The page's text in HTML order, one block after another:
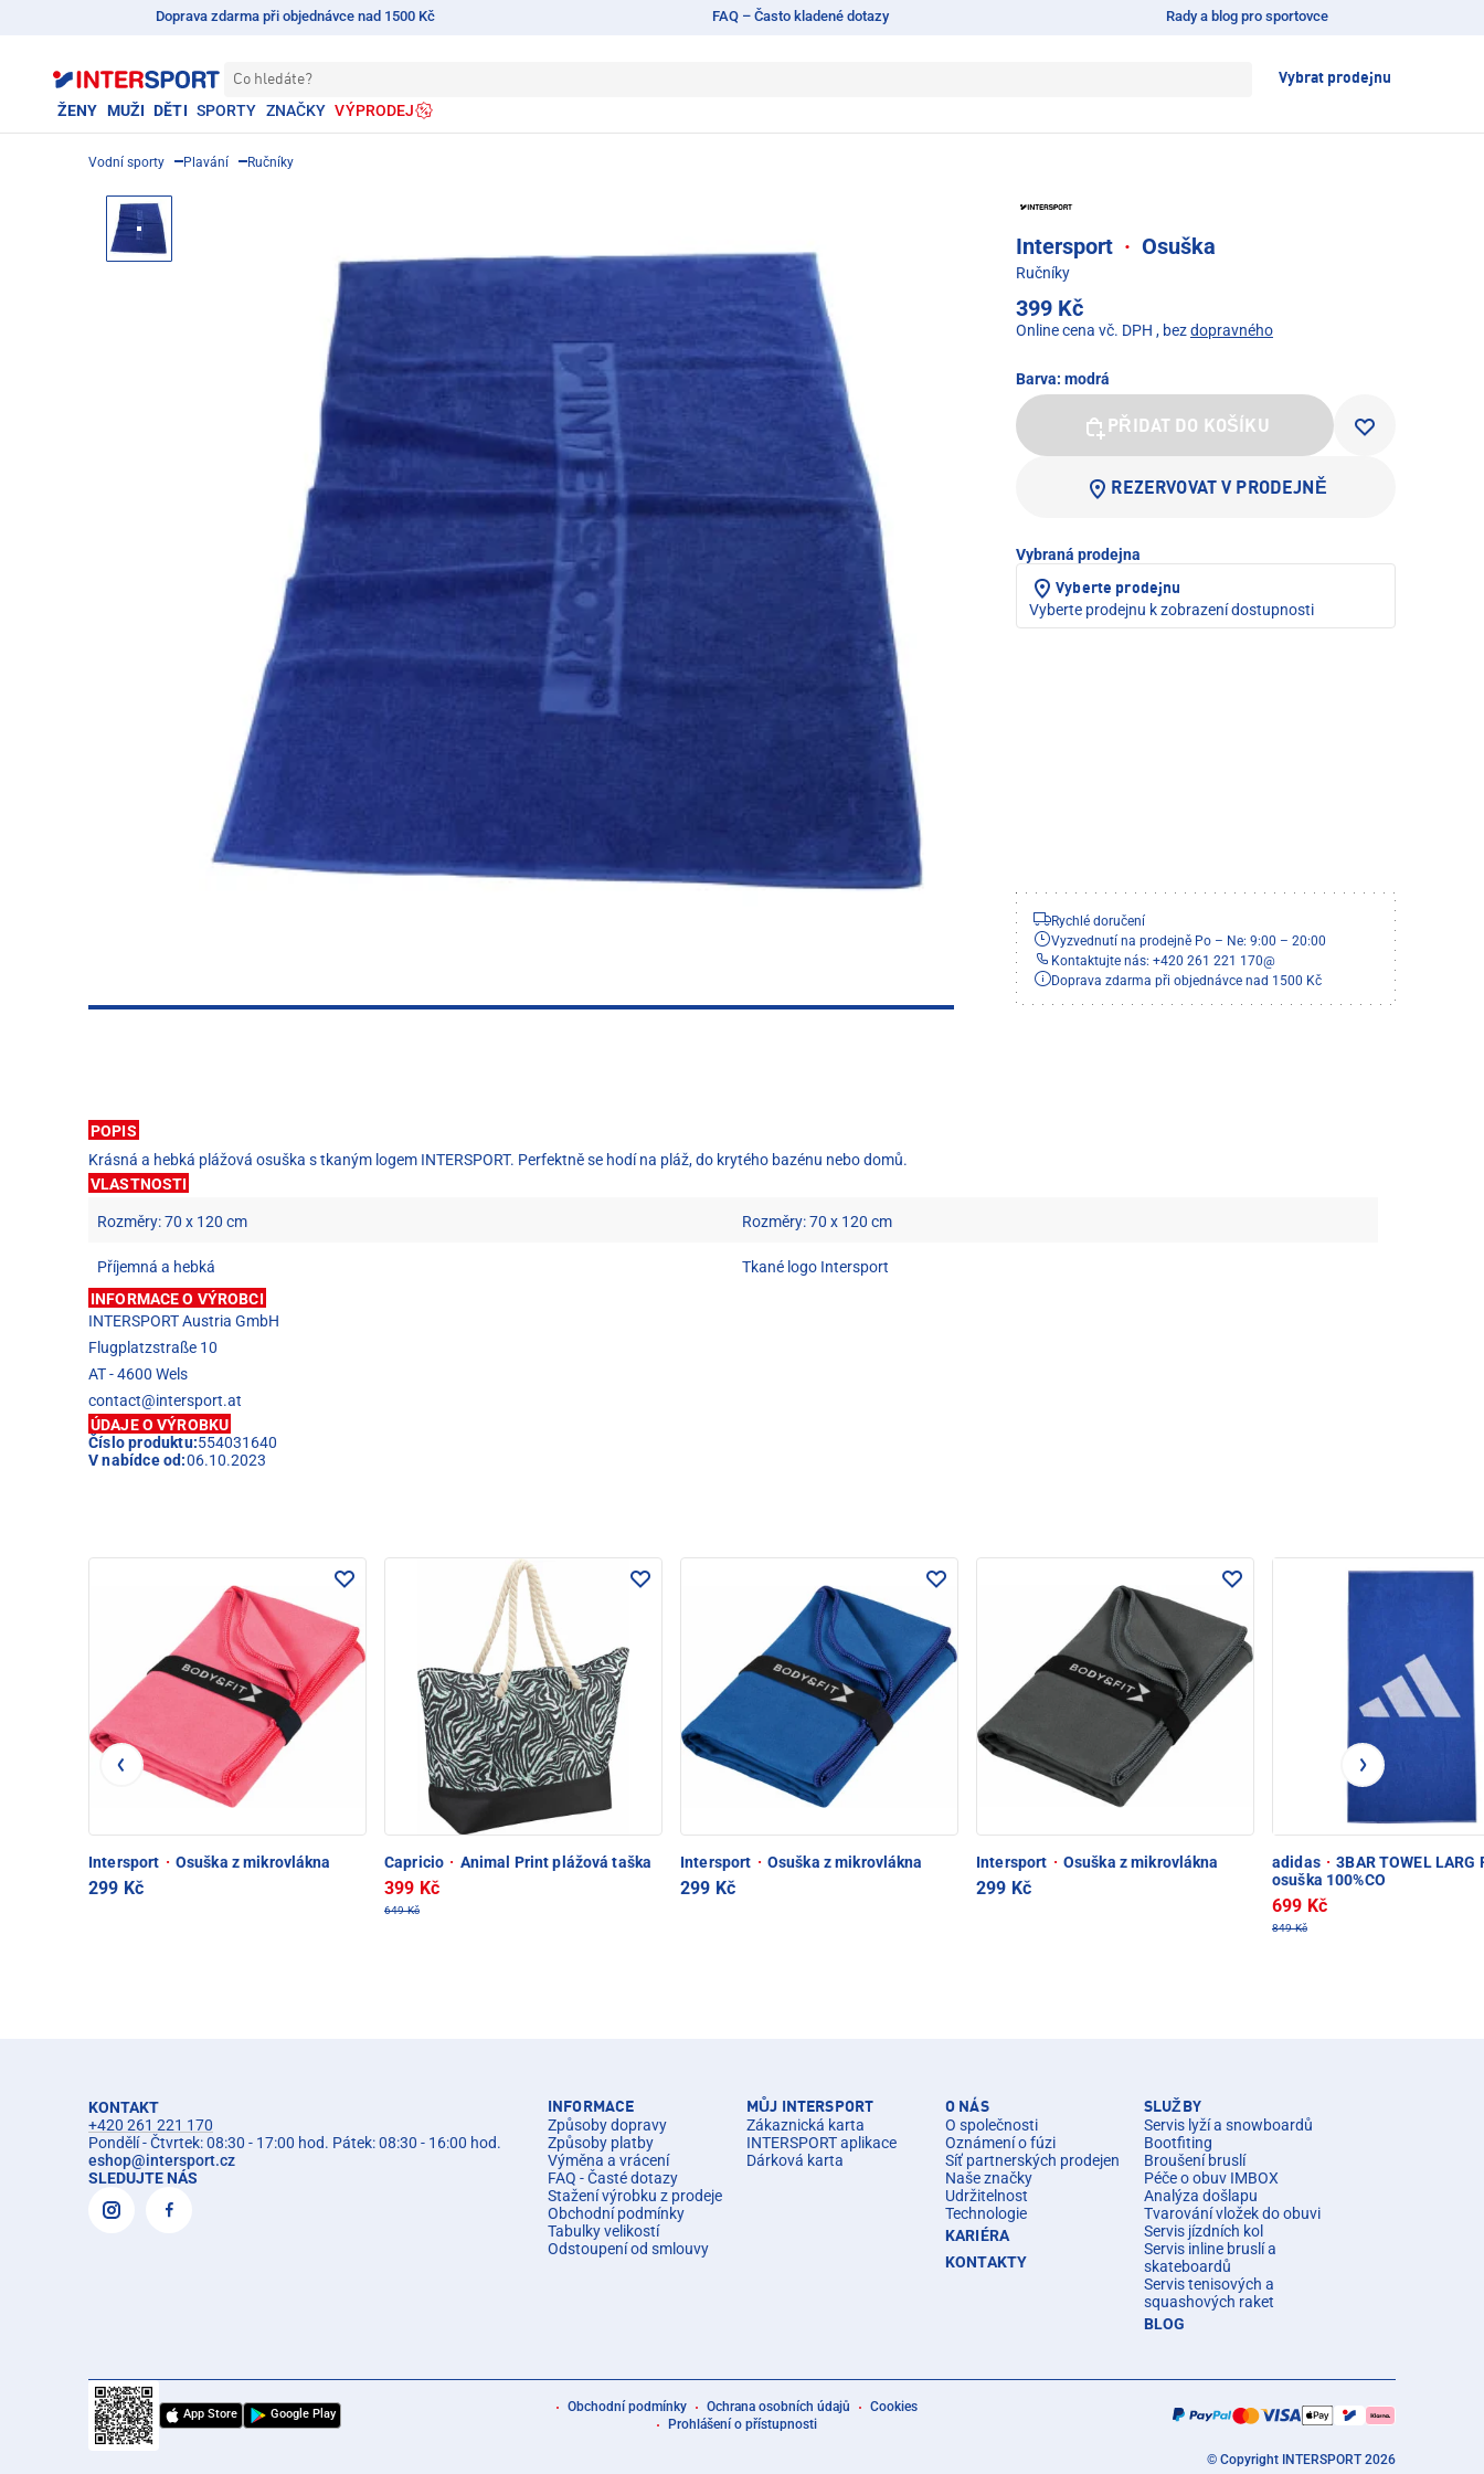
Doprava zdarma při objednávce nad 1500 Kč FAQ – Často kladené dotazy Rady a blog pro sportovce
Co hledáte? Vybrat prodejnu
ŽENY MUŽI DĚTI SPORTY ZNAČKY VÝPRODEJ
Vodní sporty Plavání Ručníky
Intersport · Osuška
Ručníky
399 Kč
Online cena vč. DPH , bezdopravného
Barva: modrá
PŘIDAT DO KOŠÍKU
REZERVOVAT V PRODEJNĚ
Vybraná prodejna
Vyberte prodejnu
Vyberte prodejnu k zobrazení dostupnosti
Rychlé doručení
Vyzvednutí na prodejně Po – Ne: 9:00 – 20:00
Kontaktujte nás: +420 261 221 170@
Doprava zdarma při objednávce nad 1500 Kč
POPIS
Krásná a hebká plážová osuška s tkaným logem INTERSPORT. Perfektně se hodí na pláž, do krytého bazénu nebo domů.
VLASTNOSTI
Rozměry: 70 x 120 cm Rozměry: 70 x 120 cm
Příjemná a hebká
Tkané logo Intersport
INFORMACE O VÝROBCI
INTERSPORT Austria GmbH
Flugplatzstraße 10
AT - 4600 Wels
contact@intersport.at
ÚDAJE O VÝROBKU
Číslo produktu:554031640
V nabídce od:06.10.2023
Intersport · Osuška z mikrovlákna
299 Kč
Capricio · Animal Print plážová taška
399 Kč
649 Kč
Intersport · Osuška z mikrovlákna
299 Kč
Intersport · Osuška z mikrovlákna
299 Kč
adidas · 3BAR TOWEL LARG
osuška 100%CO
699 Kč
849 Kč
KONTAKT
+420 261 221 170
Pondělí - Čtvrtek: 08:30 - 17:00 hod. Pátek: 08:30 - 16:00 hod.
eshop@intersport.cz
SLEDUJTE NÁS
INFORMACE
Způsoby dopravy
Způsoby platby
Výměna a vrácení
FAQ - Časté dotazy
Stažení výrobku z prodeje
Obchodní podmínky
Tabulky velikostí
Odstoupení od smlouvy
MŮJ INTERSPORT
Zákaznická karta
INTERSPORT aplikace
Dárková karta
O NÁS
O společnosti
Oznámení o fúzi
Síť partnerských prodejen
Naše značky
Udržitelnost
Technologie
KARIÉRA
KONTAKTY
SLUŽBY
Servis lyží a snowboardů
Bootfiting
Broušení bruslí
Péče o obuv IMBOX
Analýza došlapu
Tvarování vložek do obuvi
Servis jízdních kol
Servis inline bruslí a
skateboardů
Servis tenisových a
squashových raket
BLOG
App Store Google Play Obchodní podmínky Ochrana osobních údajů
Cookies
Prohlášení o přístupnosti
© Copyright INTERSPORT 2026